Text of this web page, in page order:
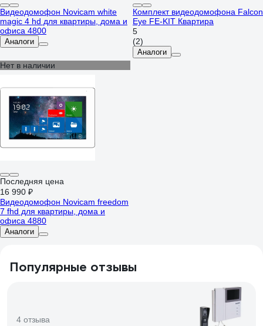
Видеодомофон Novicam white
magic 4 hd для квартиры, дома и
офиса 4800
Аналоги
Комплект видеодомофона Falcon
Eye FE-KIT Квартира
5
(2)
Аналоги
Нет в наличии
Последняя цена
16 990 ₽
Видеодомофон Novicam freedom
7 fhd для квартиры, дома и
офиса 4880
Аналоги
Популярные отзывы
4 отзыва